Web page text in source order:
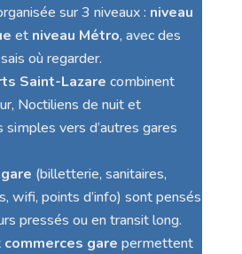
sur 3 niveaux : niveau
et niveau Métro, avec des
où regarder.
Saint-Lazare combinent
Noctiliens de nuit et
simples vers d’autres gares
(billetterie, sanitaires,
wifi, points d’info) sont pensés
pressés ou en transit long.
commerces gare permettent